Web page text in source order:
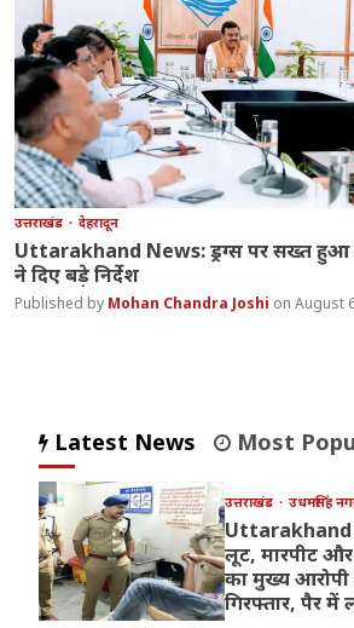
उत्तराखंड देहरादून
Uttarakhand News: ड्रग्स पर सख्त हुआ
ने दिए बड़े निर्देश
Mohan Chandra Joshi August
Latest News Most
उत्तराखंड उधमसिंह
Uttarakhand
लूट, मारपीट
का मुख्य
गिरफ्तार, पैर में